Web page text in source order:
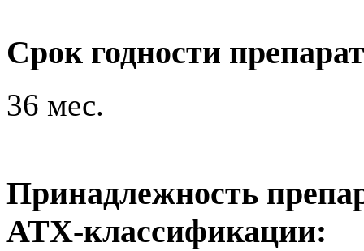
Срок годности
36 мес.
Принадлежность
ATX-классификации: